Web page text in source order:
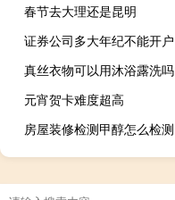
春节去大理还是昆明
证券公司多大年纪不能开户
真丝衣物可以用沐浴露洗吗
元宵贺卡难度超高
房屋装修检测甲醇怎么检测